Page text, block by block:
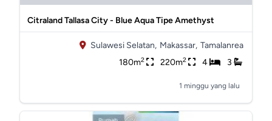
Citraland Tallasa City - Blue Aqua Tipe Amethyst
Sulawesi Selatan, Makassar, Tamalanrea
180m2 220m2 4 3
1 minggu yang lalu